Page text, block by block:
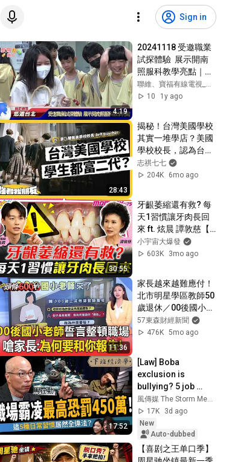
Sign in
4:19
20241118 受邀職業
試探體驗  展示開南
照服科教學亮點｜悠
遊台北新聞 ‪ ‪ ‪
‪@nwcatvnews‬ (新聞
聯維、寶福有線電視_悠遊台北新聞頻道
10
1y ago
28:43
揭秘！台灣美國學校
其實一堆學店？美國
學校校長，認為台灣
教育最大問題是？ft.
新竹縣康乃薾美國學
Buscher《強者我朋
友》EP 167｜志祺七
七
志祺七七
204K
6mo ago
30:55
牙齦萎縮還有救? 每
天1習慣讓牙肉長回
來 ft. 炫晨 譚敦慈【
小宇宙大爆發 】
小宇宙大爆發
603K
3mo ago
11:36
家長越來越難應付！
北市明星學區教師50
歲退休／00後國小老
師誓言「整頓職
場」！嗆家長：為何
57東森財經新聞
476K 5mo ago
17:52
[Law] Boba
exclusion is
bullying? 5 job
landmines ft. Ma |
After-hours Money
Talk (AMT Show)
760
17K
3d ago
New
Auto-dubbed
【喜剧之王单口季】